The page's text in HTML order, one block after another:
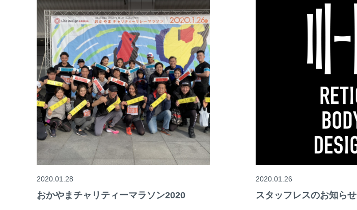
2020.01.28
おかやまチャリティーマラソン2020
2020.01.26
スタッフレスのお知らせ